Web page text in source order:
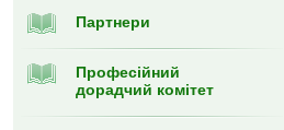
Партнери
Професійний
дорадчий комітет